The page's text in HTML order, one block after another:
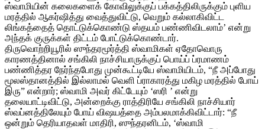
ஸ்வாமியின் கலைகளைக் கோவிலுக்குப் பக்கத்திலிருக்கும் புளிய
மரத்தில் ஆகர்ஷித்து வைத்துவிட்டு, வெறும் கல்லாகிவிட்ட
லிங்கத்தைத் தொட்டுக்கொண்டு ஸ்தயம் பண்ணிவிடலாம்’ என்று
அந்தக் குருக்கள் திட்டம் போட்டுக்கொண்டார்.
திருவொற்றியூரில் ஸுந்தரமூர்த்தி ஸ்வாமிகள் ஏதோவொரு
காரணத்தினால் சங்கிலி நாச்சியாருக்குப் பொய்ப் ப்ரமாணம்
பண்ணித்தர நேர்ந்தபோது முன்கூட்டியே ஸ்வாமியிடம், “நீ அப்போது
மூலஸ்தானத்தில் இல்லாமல் வெளி ப்ராகாரத்து மகிழ மரத்தில் போய்
இரு” என்றார்; ஸ்வாமி அவர் கிட்டேயும் ‘ஸரி ’ என்று
தலையாட்டிவிட்டு, அன்றைக்கு ராத்திரியே சங்கிலி நாச்சியார்
ஸ்வப்னத்திலேயும் போய் விஷயத்தை அம்பலமாக்கிவிட்டார்: “நீ
ஒன்றும் தெரியாதவள் மாதிரி, ஸுந்தரனிடம், ‘ஸ்வாமி